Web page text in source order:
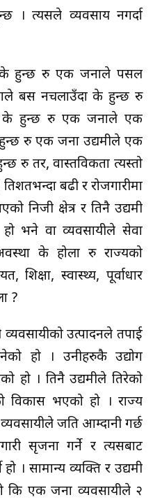
। त्यसले व्यवसाय नगर्दा
के हुन्छ रु एक जनाले पसल
बस नचलाउँदा के हुन्छ रु
के हुन्छ रु एक जनाले एक
रु एक जना उद्यमीले एक
रु तर, वास्तविकता त्यस्तो
बढी र रोजगारीमा
निजी क्षेत्र र तिनै उद्यमी
हो भने वा व्यवसायीले सेवा
के होला रु राज्यको
शिक्षा, स्वास्थ्य, पूर्वाधार
?
व्यवसायीको उत्पादनले तपाई
हो । उनीहरुकै उद्योग
हो । तिनै उद्यमीले तिरेको
विकास भएको हो । राज्य
जति आम्दानी गर्छ
सृजना गर्ने र त्यसबाट
। सामान्य व्यक्ति र उद्यमी
कि एक जना व्यवसायीले २